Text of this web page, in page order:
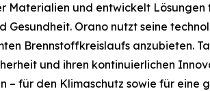
Materialien und entwickelt
Orano nutzt seine
Brennstoffkreislaufs anzubieten.
und ihren kontinuierlichen
für den Klimaschutz sowie für eine